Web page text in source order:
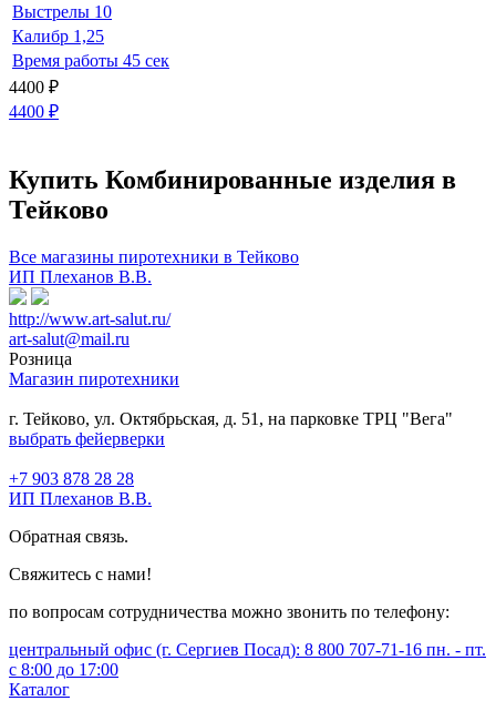
Выстрелы 10
Калибр 1,25
Время работы 45 сек
4400 ₽
4400 ₽
Купить Комбинированные изделия в
Тейково
Все магазины пиротехники в Тейково
ИП Плеханов В.В.
http://www.art-salut.ru/
art-salut@mail.ru
Розница
Магазин пиротехники
г. Тейково, ул. Октябрьская, д. 51, на парковке ТРЦ "Вега"
выбрать фейерверки
+7 903 878 28 28
ИП Плеханов В.В.
Обратная связь.
Свяжитесь с нами!
по вопросам сотрудничества можно звонить по телефону:
центральный офис (г. Сергиев Посад): 8 800 707-71-16 пн. - пт.
с 8:00 до 17:00
Каталог